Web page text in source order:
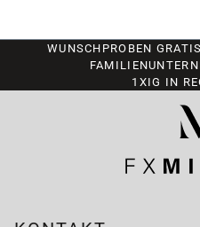
WUNSCHPROBEN
1XIG IN